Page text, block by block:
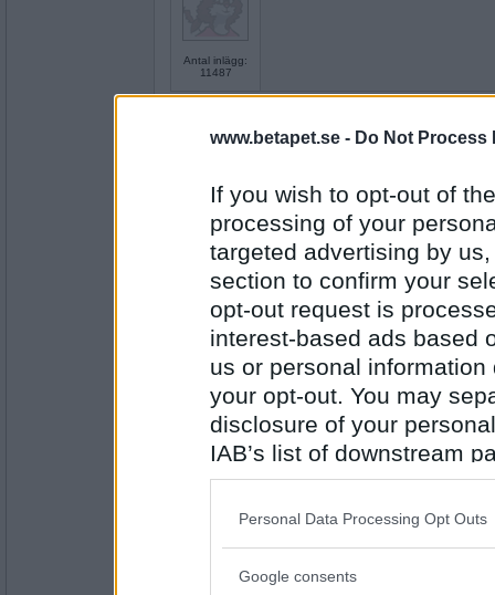
www.betapet.se - Do Not Process
If you wish to opt-out of
processing of your
targeted advertising by
section to confirm your
opt-out request is
interest-based ads based
us or personal
your opt-out. You may
disclosure of your
IAB’s list of downstream
also be disclosed by us
Downstream Participants
Please note that this
Personal Data Processing Opt Outs
Google consents
Antal inlägg:
11487
Antal inlägg:
Packlår
Minimojan
Antal inlägg:
1738
Klåpare
lolololololo
Reaplan